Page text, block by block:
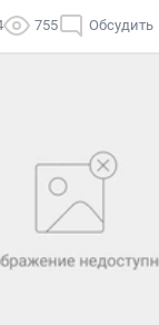
755 Обсудить